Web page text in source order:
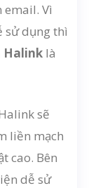
email. Vì
sử dụng thì
Halink là
sẽ
liền mạch
cao. Bên
dễ sử